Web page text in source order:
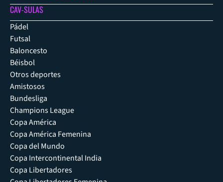
CAV-SULAS
Pádel
Futsal
Baloncesto
Béisbol
Otros deportes
Amistosos
Bundesliga
Champions League
Copa América
Copa América Femenina
Copa del Mundo
Copa Intercontinental India
Copa Libertadores